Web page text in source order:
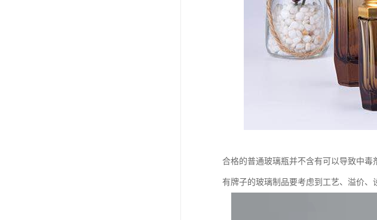
合格的普通玻璃瓶并不含有可以导致中毒
有牌子的玻璃制品要考虑到工艺、溢价、